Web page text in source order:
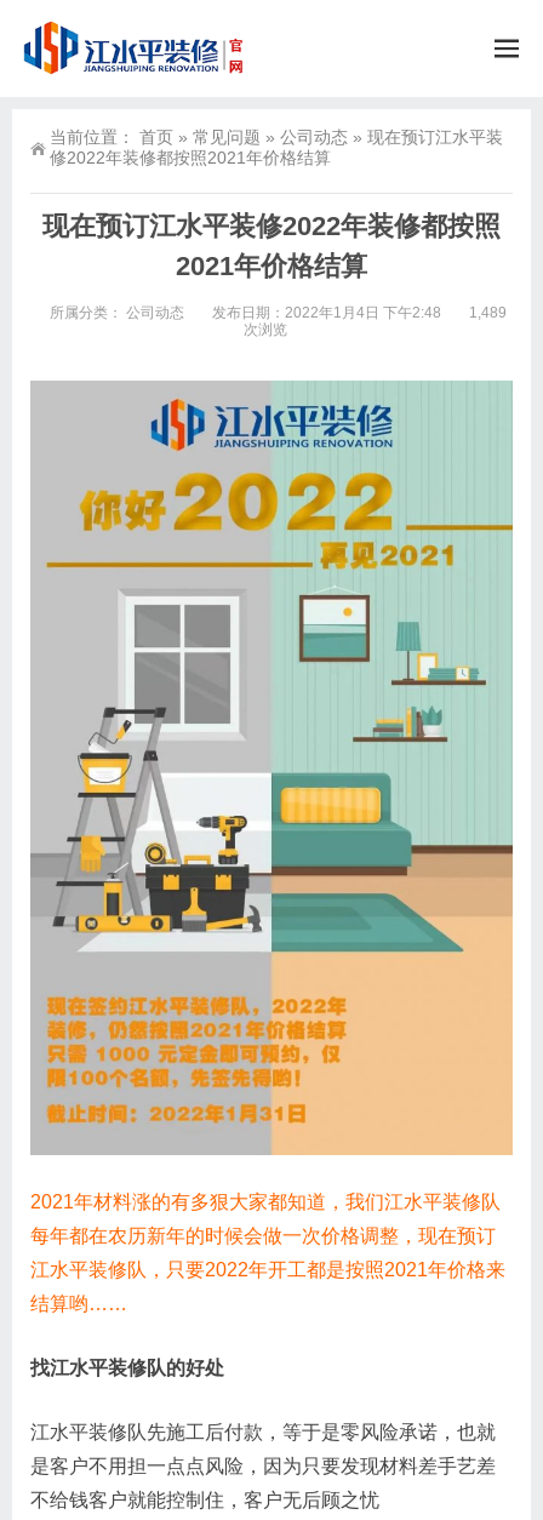
当前位置： 首页 » 常见问题 » 公司动态 » 现在预订江水平装
修2022年装修都按照2021年价格结算
现在预订江水平装修2022年装修都按照
2021年价格结算
所属分类： 公司动态 发布日期：2022年1月4日 下午2:48
1,489
次浏览
2021年材料涨的有多狠大家都知道，我们江水平装修队
每年都在农历新年的时候会做一次价格调整，现在预订
江水平装修队，只要2022年开工都是按照2021年价格来
结算哟……
找江水平装修队的好处
江水平装修队先施工后付款，等于是零风险承诺，也就
是客户不用担一点点风险，因为只要发现材料差手艺差
不给钱客户就能控制住，客户无后顾之忧